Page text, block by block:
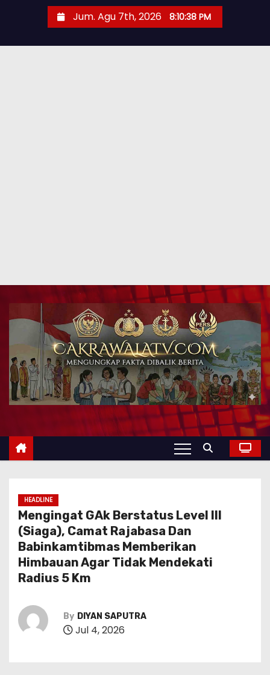
Jum. Agu 7th, 2026 8:10:40 PM
HEADLINE
Mengingat GAk Berstatus Level III
(Siaga), Camat Rajabasa Dan
Babinkamtibmas Memberikan
Himbauan Agar Tidak Mendekati
Radius 5 Km
By DIYAN SAPUTRA
Jul 4, 2026